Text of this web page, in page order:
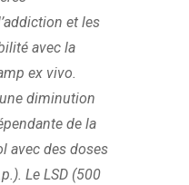
et les
avec la
ex vivo.
diminution
de la
avec des doses
Le LSD (500